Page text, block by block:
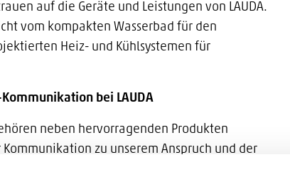
auf die Geräte und Leistungen von LAUDA.
vom kompakten Wasserbad für den
Heiz- und Kühlsystemen für
bei LAUDA
neben hervorragenden Produkten
zu unserem Anspruch und der
wir den komplexen Anforderungen im